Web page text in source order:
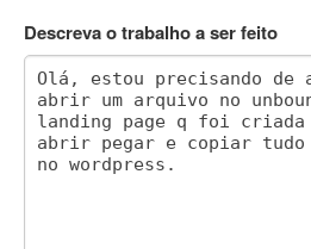
Descreva o trabalho a ser feito